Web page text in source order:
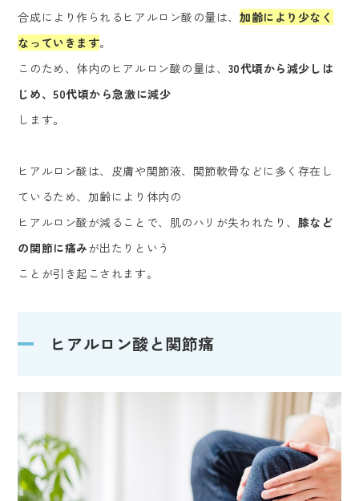
合成により作られるヒアルロン酸の量は、加齢により少なく
なっていきます。
このため、体内のヒアルロン酸の量は、 30代頃から減少しは
じめ、50代頃から急激に減少
します。
ヒアルロン酸は、皮膚や関節液、関節軟骨などに多く存在し
ているため、加齢により体内の
ヒアルロン酸が減ることで、肌のハリが失われたり、 膝など
の関節に痛みが出たりという
ことが引き起こされます。
ヒアルロン酸と関節痛